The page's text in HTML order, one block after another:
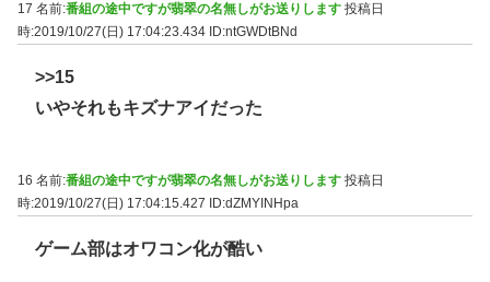
17 名前:番組の途中ですが翡翠の名無しがお送りします 投稿日
時:2019/10/27(日) 17:04:23.434 ID:ntGWDtBNd
>>15
いやそれもキズナアイだった
16 名前:番組の途中ですが翡翠の名無しがお送りします 投稿日
時:2019/10/27(日) 17:04:15.427 ID:dZMYINHpa
ゲーム部はオワコン化が酷い